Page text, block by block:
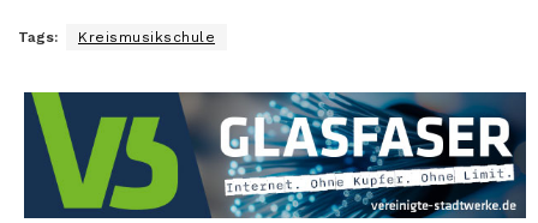
Tags: Kreismusikschule